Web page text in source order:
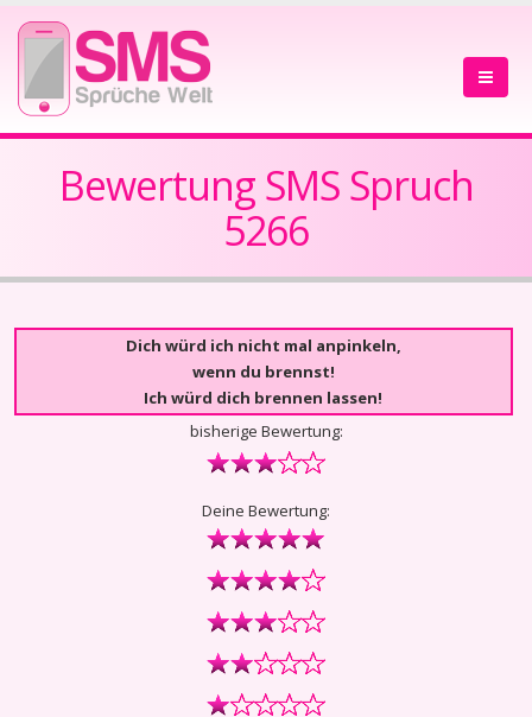
Bewertung SMS Spruch
5266
Dich würd ich nicht mal anpinkeln,
wenn du brennst!
Ich würd dich brennen lassen!
bisherige Bewertung:
Deine Bewertung: